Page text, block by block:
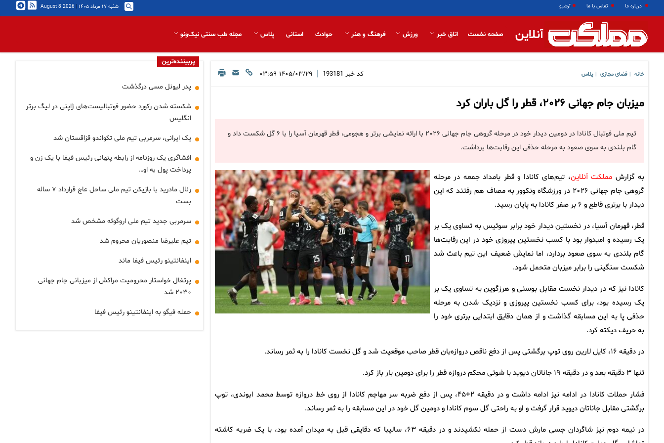
درباره ما تماس با ما آرشیو شنبه ۱۷ مرداد ۱۴۰۵ |
2026 August 8
آنلاین صفحه نخست اتاق خبر ورزش فرهنگ و هنر حوادث استانی پلاس مجله طب سنتی نیک‌ونو
خانه فضای مجازی پلاس کد خبر 193181
| ۱۴۰۵/۰۳/۲۹ ۰۳:۵۹
میزبان جام جهانی ۲۰۲۶، قطر را گل باران کرد
تیم ملی فوتبال کانادا در دومین دیدار خود در مرحله گروهی جام جهانی ۲۰۲۶ با ارائه نمایشی برتر و هجومی، قطر قهرمان آسیا را با ۶ گل شکست داد و
گام بلندی به سوی صعود به مرحله حذفی این رقابت‌ها برداشت.
به گزارش مملکت آنلاین، تیم‌های کانادا و قطر بامداد جمعه در مرحله
گروهی جام جهانی ۲۰۲۶ در ورزشگاه ونکوور به مصاف هم رفتند که این
دیدار با برتری قاطع و ۶ بر صفر کانادا به پایان رسید.
قطر، قهرمان آسیا، در نخستین دیدار خود برابر سوئیس به تساوی یک بر
یک رسیده و امیدوار بود با کسب نخستین پیروزی خود در این رقابت‌ها
گام بلندی به سوی صعود بردارد، اما نمایش ضعیف این تیم باعث شد
شکست سنگینی را برابر میزبان متحمل شود.
کانادا نیز که در دیدار نخست مقابل بوسنی و هرزگوین به تساوی یک بر
یک رسیده بود، برای کسب نخستین پیروزی و نزدیک شدن به مرحله
حذفی پا به این مسابقه گذاشت و از همان دقایق ابتدایی برتری خود را
به حریف دیکته کرد.
در دقیقه ۱۶، کایل لارین روی توپ برگشتی پس از دفع ناقص دروازه‌بان قطر صاحب موقعیت شد و گل نخست کانادا را به ثمر رساند.
تنها ۳ دقیقه بعد و در دقیقه ۱۹ جاناتان دیوید با شوتی محکم دروازه قطر را برای دومین بار باز کرد.
فشار حملات کانادا در ادامه نیز ادامه داشت و در دقیقه ۲+۴۵، پس از دفع ضربه سر مهاجم کانادا از روی خط دروازه توسط محمد ابوندی، توپ
برگشتی مقابل جاناتان دیوید قرار گرفت و او به راحتی گل سوم کانادا و دومین گل خود در این مسابقه را به ثمر رساند.
در نیمه دوم نیز شاگردان جسی مارش دست از حمله نکشیدند و در دقیقه ۶۳، سالیبا که دقایقی قبل به میدان آمده بود، با یک ضربه کاشته
پربیننده‌ترین
پدر لیونل مسی درگذشت
شکسته شدن رکورد حضور فوتبالیست‌های ژاپنی در لیگ برتر
انگلیس
یک ایرانی، سرمربی تیم ملی تکواندو قزاقستان شد
افشاگری یک روزنامه از رابطه پنهانی رئیس فیفا با یک زن و
پرداخت پول به او…
رئال مادرید با بازیکن تیم ملی ساحل عاج قرارداد ۷ ساله
بست
سرمربی جدید تیم ملی اروگوئه مشخص شد
تیم علیرضا منصوریان محروم شد
اینفانتینو رئیس فیفا ماند
پرتغال خواستار محرومیت مراکش از میزبانی جام جهانی
۲۰۳۰ شد
حمله فیگو به اینفانتینو رئیس فیفا